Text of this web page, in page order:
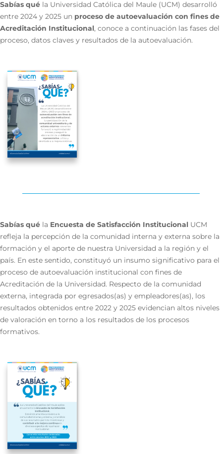
Sabías qué la Universidad Católica del Maule (UCM) desarrolló
entre 2024 y 2025 un proceso de autoevaluación con fines de
Acreditación Institucional, conoce a continuación las fases del
proceso, datos claves y resultados de la autoevaluación.
Sabías qué la Encuesta de Satisfacción Institucional UCM
refleja la percepción de la comunidad interna y externa sobre la
formación y el aporte de nuestra Universidad a la región y el
país. En este sentido, constituyó un insumo significativo para el
proceso de autoevaluación institucional con fines de
Acreditación de la Universidad. Respecto de la comunidad
externa, integrada por egresados(as) y empleadores(as), los
resultados obtenidos entre 2022 y 2025 evidencian altos niveles
de valoración en torno a los resultados de los procesos
formativos.